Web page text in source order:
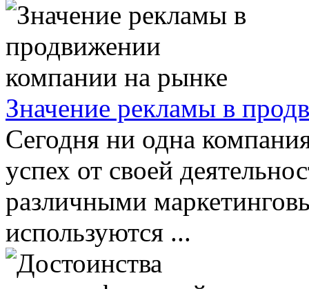
Значение рекламы в
Сегодня ни одна
успех от своей
различными
используются ...